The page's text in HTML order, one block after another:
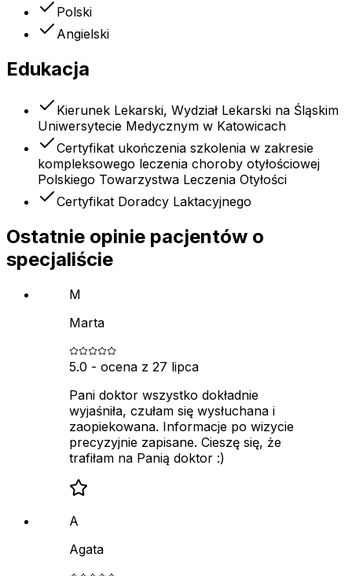
Polski
Angielski
Edukacja
Kierunek Lekarski, Wydział Lekarski na Śląskim
Uniwersytecie Medycznym w Katowicach
Certyfikat ukończenia szkolenia w zakresie
kompleksowego leczenia choroby otyłościowej
Polskiego Towarzystwa Leczenia Otyłości
Certyfikat Doradcy Laktacyjnego
Ostatnie opinie pacjentów o
specjaliście
M
Marta
5.0 - ocena z 27 lipca
Pani doktor wszystko dokładnie
wyjaśniła, czułam się wysłuchana i
zaopiekowana. Informacje po wizycie
precyzyjnie zapisane. Cieszę się, że
trafiłam na Panią doktor :)
A
Agata